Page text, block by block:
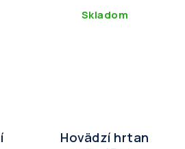
Skladom
Hovädzí hrtan